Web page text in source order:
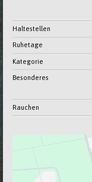
Haltestellen
Ruhetage
Kategorie
Besonderes
Rauchen